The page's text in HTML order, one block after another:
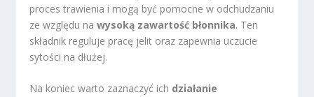
proces trawienia i mogą być pomocne w odchudzaniu
ze względu nawysoką zawartość błonnika. Ten
składnik reguluje pracę jelit oraz zapewnia uczucie
sytości na dłużej.
Na koniec warto zaznaczyć ich działanie